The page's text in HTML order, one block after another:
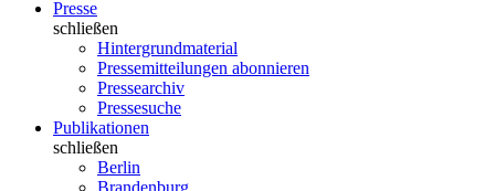
Presse
schließen
Hintergrundmaterial
Pressemitteilungen abonnieren
Pressearchiv
Pressesuche
Publikationen
schließen
Berlin
Brandenburg